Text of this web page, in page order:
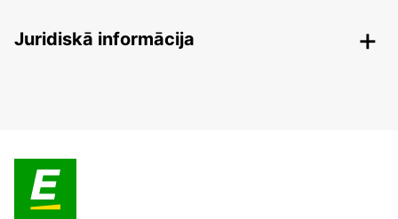
Juridiskā informācija